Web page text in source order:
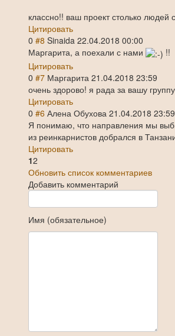
классно!! ваш проект столько людей
Цитировать
0 #8 Sinaida 22.04.2018 00:00
Маргарита, а поехали с нами
!!
Цитировать
0 #7 Маргарита 21.04.2018 23:59
очень здорово! я рада за вашу
Цитировать
0 #6 Алена Обухова 21.04.2018 23:59
Я понимаю, что направления мы
из реинкарнистов добрался в
Цитировать
12
Обновить список комментариев
Добавить комментарий
Имя (обязательное)